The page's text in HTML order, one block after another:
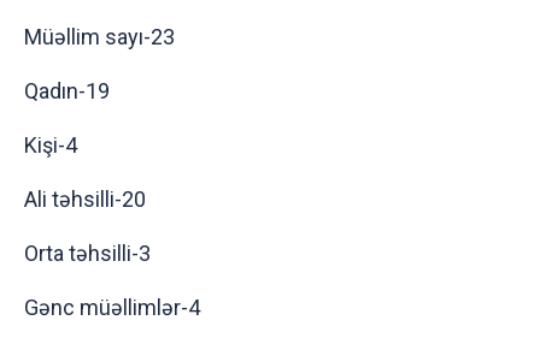
Müəllim sayı-23
Qadın-19
Kişi-4
Ali təhsilli-20
Orta təhsilli-3
Gənc müəllimlər-4